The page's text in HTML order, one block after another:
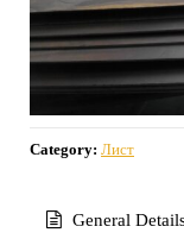
Category: Лист
General